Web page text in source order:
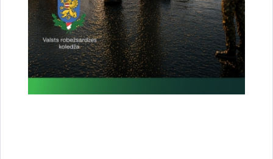
robežsardzes koledžā, apskatīt…
Izglītība
Datums
28. aprīlis, 2023